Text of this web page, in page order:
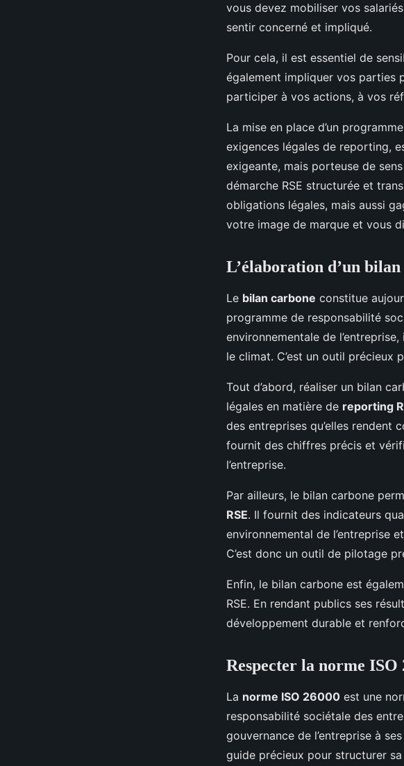
vous devez mobiliser vos
sentir concerné et impliqué.
Pour cela, il est essentiel de
également impliquer vos parties
participer à vos actions, à vos
La mise en place d’un
exigences légales de reporting,
exigeante, mais porteuse de
démarche RSE structurée et
obligations légales, mais aussi
votre image de marque et vous
L’élaboration d’un
Le bilan carbone constitue
programme de responsabilité
environnementale de
le climat. C’est un outil précieux
Tout d’abord, réaliser un bilan
légales en matière de reporting
des entreprises qu’elles rendent
fournit des chiffres précis et
l’entreprise.
Par ailleurs, le bilan carbone
RSE. Il fournit des indicateurs
environnemental de l’entreprise
C’est donc un outil de pilotage
Enfin, le bilan carbone est
RSE. En rendant publics ses
développement durable et
Respecter la norme
La norme ISO 26000 est une
responsabilité sociétale des
gouvernance de l’entreprise à
guide précieux pour structurer